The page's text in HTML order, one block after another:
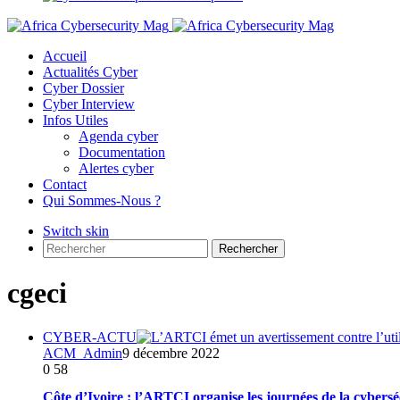
Accueil
Actualités Cyber
Cyber Dossier
Cyber Interview
Infos Utiles
Agenda cyber
Documentation
Alertes cyber
Contact
Qui Sommes-Nous ?
Switch skin
Rechercher
cgeci
CYBER-ACTU
ACM_Admin9 décembre 2022
0 58